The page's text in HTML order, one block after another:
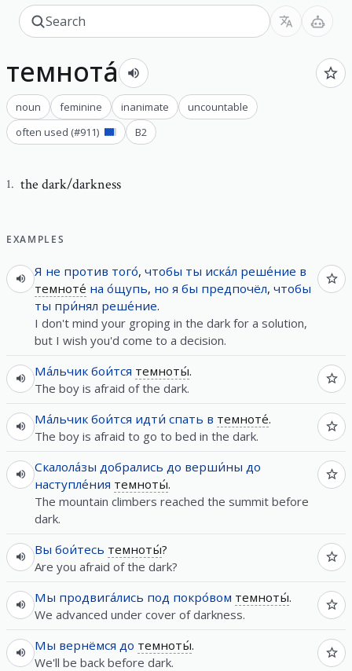
темнота́
noun feminine inanimate
uncountable
often used (#911) B2
1. the dark/darkness
EXAMPLES
Я не против того́, чтобы ты иска́л реше́ние в
темноте́ на о́щупь, но я бы предпочёл, чтобы
ты при́нял реше́ние.
I don't mind your groping in the dark for a solution,
but I wish you'd come to a decision.
Ма́льчик бои́тся темноты́.
The boy is afraid of the dark.
Ма́льчик бои́тся идти́ спать в темноте́.
The boy is afraid to go to bed in the dark.
Скалола́зы добрались до верши́ны до
наступле́ния темноты́.
The mountain climbers reached the summit before
dark.
Вы бои́тесь темноты́?
Are you afraid of the dark?
Мы продвига́лись под покро́вом темноты́.
We advanced under cover of darkness.
Мы вернёмся до темноты́.
We'll be back before dark.